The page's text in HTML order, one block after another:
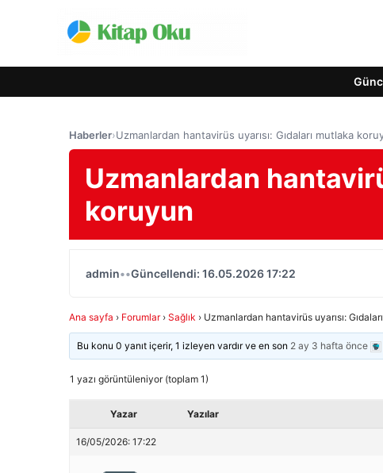
Haberler›Uzmanlardan hantavirüs uyarısı: Gıdaları mutlaka
Uzmanlardan
koruyun
admin••Güncellendi: 16.05.2026 17:22
Ana sayfa › Forumlar › Sağlık › Uzmanlardan hantavirüs uyarısı:
Bu konu 0 yanıt içerir, 1 izleyen vardır ve en son 2 ay 3 hafta önce
1 yazı görüntüleniyor (toplam 1)
Yazar Yazılar
16/05/2026: 17:22